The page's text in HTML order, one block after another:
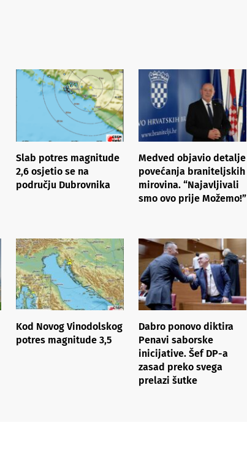
Slab potres magnitude
2,6 osjetio se na
području Dubrovnika
Medved objavio detalje
povećanja braniteljskih
mirovina. “Najavljivali
smo ovo prije Možemo!”
Kod Novog Vinodolskog
potres magnitude 3,5
Dabro ponovo diktira
Penavi saborske
inicijative. Šef DP-a
zasad preko svega
prelazi šutke